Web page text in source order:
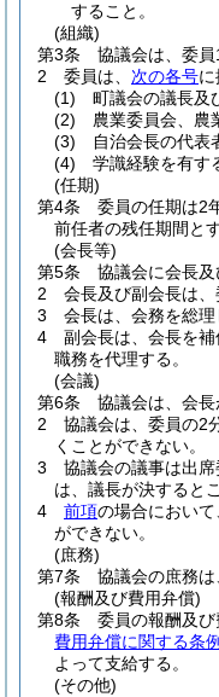
すること。
(組織)
第3条
協議会は、委員
2
委員は、 次の各号
(1)
町議会の議長及
(2)
農業委員会、農
(3)
自治会長の代表
(4)
学識経験を有す
(任期)
第4条
委員の任期は2
前任者の残任期間とす
(会長等)
第5条
協議会に会長及
2
会長及び副会長は、
3
会長は、会務を総理
4
副会長は、会長を
職務を代理する。
(会議)
第6条
協議会は、会長
2
協議会は、委員の2
くことができない。
3
協議会の議事は出
は、議長が決すると
4
前項の場合におい
ができない。
(庶務)
第7条
協議会の庶務は
(報酬及び費用弁償)
第8条
委員の報酬及び
費用弁償に関する条例
よって支給する。
(その他)